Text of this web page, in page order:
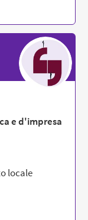
e d'impresa
locale